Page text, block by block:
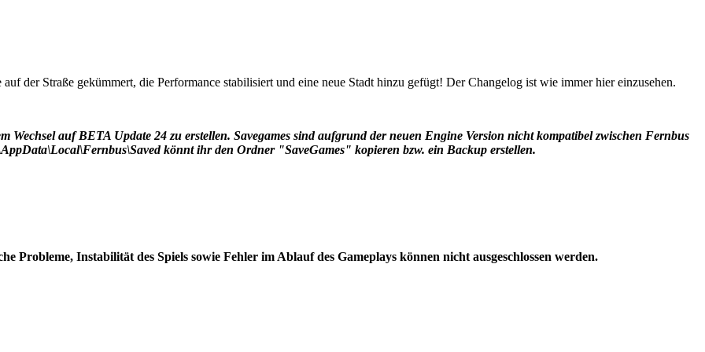
der Straße gekümmert, die Performance stabilisiert und eine neue Stadt hinzu gefügt! Der Changelog ist wie immer hier einzusehen.
Wechsel auf BETA Update 24 zu erstellen. Savegames sind aufgrund der neuen Engine Version nicht kompatibel zwischen Fernbus
könnt ihr den Ordner "SaveGames" kopieren bzw. ein Backup erstellen.
Probleme, Instabilität des Spiels sowie Fehler im Ablauf des Gameplays können nicht ausgeschlossen werden.